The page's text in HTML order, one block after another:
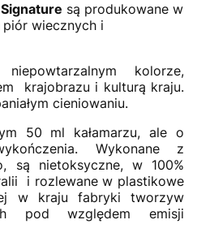
są produkowane w
wiecznych i
kolorze,
krajobrazu i kulturą kraju.
cieniowaniu.
50 ml kałamarzu, ale o
Wykonane z
są nietoksyczne, w 100%
i rozlewane w plastikowe
w kraju fabryki tworzyw
pod względem emisji